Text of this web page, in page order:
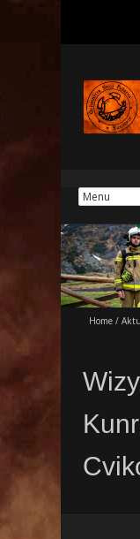
Home /